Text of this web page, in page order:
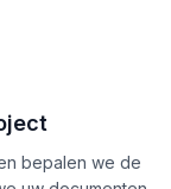
bepalen we de